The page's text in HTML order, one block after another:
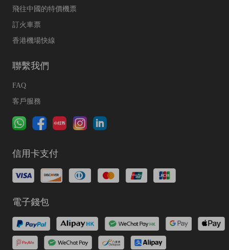
飛往中國的特價機票
訂火車票
香港機場快線
聯繫我們
FAQ
客戶服務
信用卡支付
電子錢包